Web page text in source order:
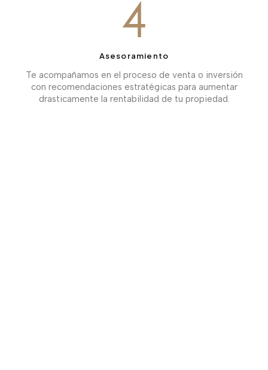
Asesoramiento
Te acompañamos en el proceso de venta o inversión
con recomendaciones estratégicas para aumentar
drasticamente la rentabilidad de tu propiedad.